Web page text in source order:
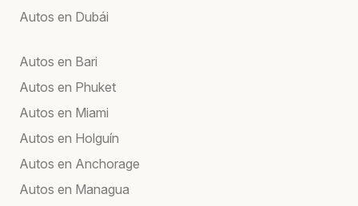
Autos en Dubái
Autos en Bari
Autos en Phuket
Autos en Miami
Autos en Holguín
Autos en Anchorage
Autos en Managua